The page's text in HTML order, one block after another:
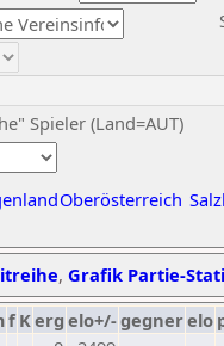
Spieler (Land=AUT)
Oberösterreich
, Grafik Partie-
f Kerg elo+/-gegnerelo